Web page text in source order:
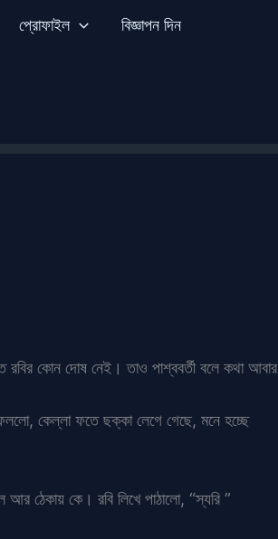
প্রোফাইল
বিজ্ঞাপন দিন
রবির কোন দোষ নেই। তাও পাশ্ববর্তী বলে কথা আবার
কেল্লা ফতে ছক্কা লেগে গেছে, মনে হচ্ছে
ঠেকায় কে। রবি লিখে পাঠালো, “স্যরি ”